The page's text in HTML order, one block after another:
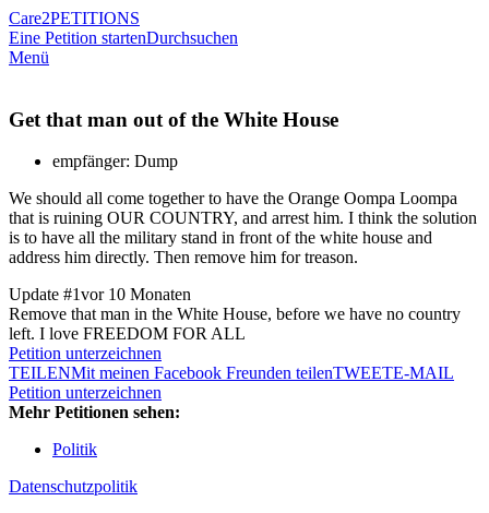
Care2PETITIONS
Eine Petition startenDurchsuchen
Menü
Get that man out of the White House
empfänger: Dump
We should all come together to have the Orange Oompa Loompa
that is ruining OUR COUNTRY, and arrest him. I think the solution
is to have all the military stand in front of the white house and
address him directly. Then remove him for treason.
Update #1vor 10 Monaten
Remove that man in the White House, before we have no country
left. I love FREEDOM FOR ALL
Petition unterzeichnen
TEILENMit meinen Facebook Freunden teilenTWEETE-MAIL
Petition unterzeichnen
Mehr Petitionen sehen:
Politik
Datenschutzpolitik